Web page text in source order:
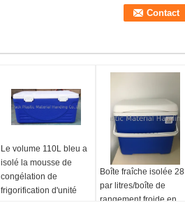
Le volume 110L bleu a
isolé la mousse de
congélation de
frigorification d'unité
Boîte fraîche isolée 28
par litres/boîte de
rangement froide en